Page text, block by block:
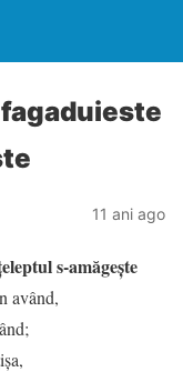
11 ani ago
s-amăgește
având,